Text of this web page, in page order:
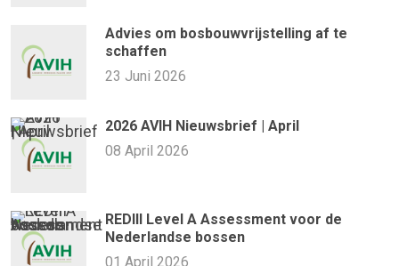
Advies om bosbouwvrijstelling af te
schaffen
23 Juni 2026
2026 AVIH Nieuwsbrief | April
08 April 2026
REDIII Level A Assessment voor de
Nederlandse bossen
01 April 2026